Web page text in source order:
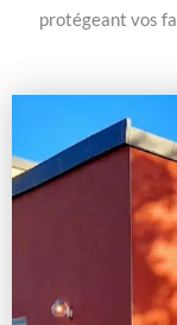
protégeant vos